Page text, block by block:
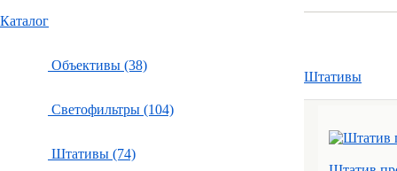
Каталог
Объективы (38)
Светофильтры (104)
Штативы (74)
Штативы